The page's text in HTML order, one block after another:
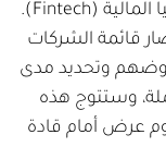
الحملة حتى لحظة اختيار شركة التكنولوجيا المالية (Fintech).
قائمة الشركات
وتحديد مدى
وستتوج هذه
عرض أمام قادة